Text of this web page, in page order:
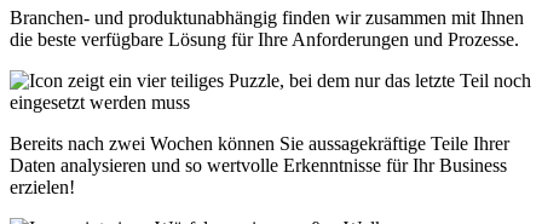
Branchen- und produktunabhängig finden wir zusammen mit Ihnen
die beste verfügbare Lösung für Ihre Anforderungen und Prozesse.
Bereits nach zwei Wochen können Sie aussagekräftige Teile Ihrer
Daten analysieren und so wertvolle Erkenntnisse für Ihr Business
erzielen!